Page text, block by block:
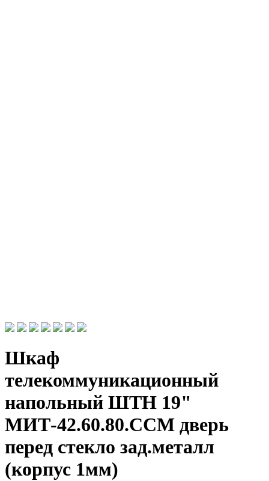
Шкаф
телекоммуникационный
напольный ШТН 19"
МИТ-42.60.80.ССМ дверь
перед стекло зад.металл
(корпус 1мм)